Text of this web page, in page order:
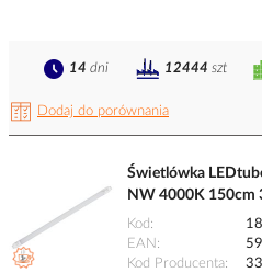
Dodaj do porównania
14 dni 12444 szt
Świetlówka
NW 4000K 150cm
Kod
EAN
Kod Producenta